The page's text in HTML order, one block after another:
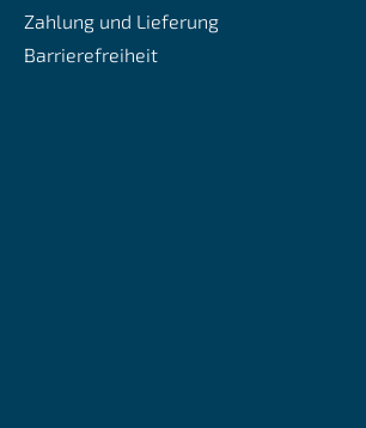
Zahlung und Lieferung
Barrierefreiheit